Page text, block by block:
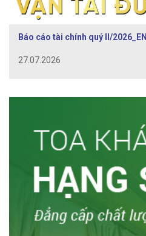
Báo cáo tài chính quý II/2026_EN
27.07.2026